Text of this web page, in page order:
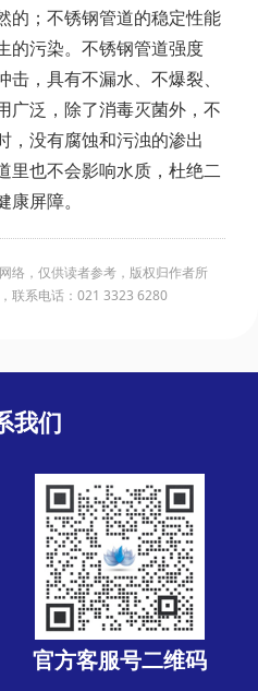
的；不锈钢管道的稳定性能
的污染。不锈钢管道强度
，具有不漏水、不爆裂、
广泛，除了消毒灭菌外，不
，没有腐蚀和污浊的渗出
里也不会影响水质，杜绝二
屏障。
络，仅供读者参考，版权归作者所
联系电话：021 3323 6280
我们
官方客服号二维码